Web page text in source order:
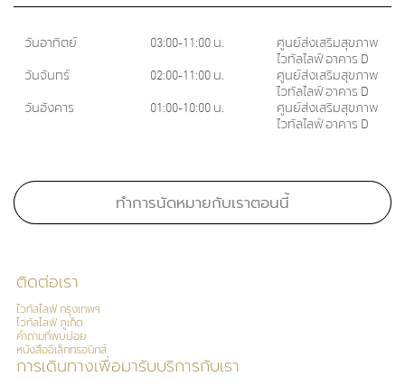
วันอาทิตย์ 03:00-11:00 น.
ศูนย์ส่งเสริมสุขภาพ
ไวทัลไลฟ์ อาคาร D
วันจันทร์
02:00-11:00 น.
ศูนย์ส่งเสริมสุขภาพ
ไวทัลไลฟ์ อาคาร D
วันอังคาร
01:00-10:00 น.
ศูนย์ส่งเสริมสุขภาพ
ไวทัลไลฟ์ อาคาร D
แพทยศาสตรบัณฑิต มหาวิทยาลัยสงขลานครินทร์ , 2553
Master of Science in Clinical Dermatology (Awarded with Merit) Welsh
Institue of Dermatology, Cardiff University, United Kingdom​
Fellowship:
Fellowship in Dermatology, University of Miami, Millers School of
Medicines, USA
ทำการนัดหมายกับเราตอนนี้
ติดต่อเรา
ไวทัลไลฟ์ กรุงเทพฯ
ไวทัลไลฟ์ ภูเก็ต
คำถามที่พบบ่อย
หนังสืออิเล็กทรอนิกส์
การเดินทางเพื่อมารับบริการกับเรา